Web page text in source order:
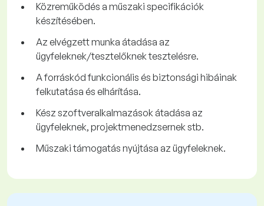
Közreműködés a műszaki specifikációk
készítésében.
Az elvégzett munka átadása az
ügyfeleknek/tesztelőknek tesztelésre.
A forráskód funkcionális és biztonsági hibáinak
felkutatása és elhárítása.
Kész szoftveralkalmazások átadása az
ügyfeleknek, projektmenedzsernek stb.
Műszaki támogatás nyújtása az ügyfeleknek.